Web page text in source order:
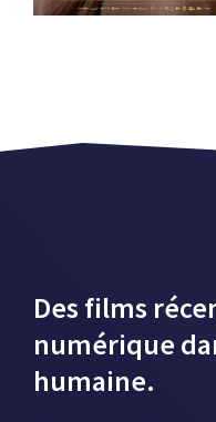
Des films
numérique
humaine.